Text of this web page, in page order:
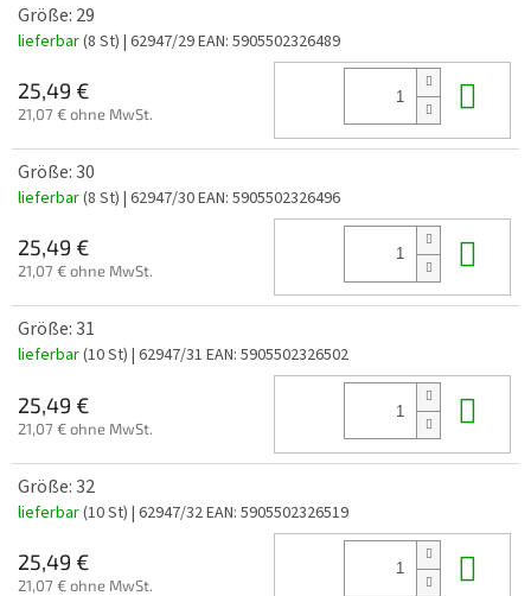
Größe: 29
lieferbar(8 St) | 62947/29EAN: 5905502326489
25,49 €
21,07 € ohne MwSt.
Größe: 30
lieferbar(8 St) | 62947/30EAN: 5905502326496
25,49 €
21,07 € ohne MwSt.
Größe: 31
lieferbar(10 St) | 62947/31 EAN: 5905502326502
25,49 €
21,07 € ohne MwSt.
Größe: 32
lieferbar(10 St) | 62947/32EAN: 5905502326519
25,49 €
21,07 € ohne MwSt.